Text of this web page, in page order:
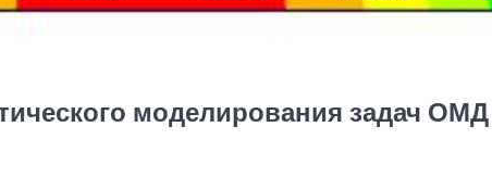
моделирования задач ОМД